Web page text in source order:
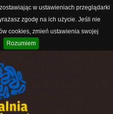
w ustawieniach przeglądarki
zgodę na ich użycie. Jeśli nie
cookies, zmień ustawienia swojej
Rozumiem